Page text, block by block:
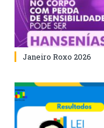
Janeiro Roxo 2026